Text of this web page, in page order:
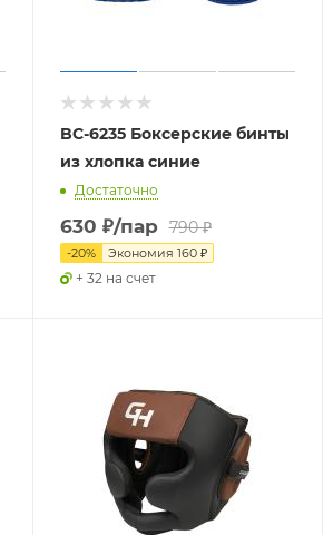
BC-6235 Боксерские бинты
из хлопка синие
Достаточно
630 ₽/пар 790₽
-20% Экономия 160₽
+ 32 на счет